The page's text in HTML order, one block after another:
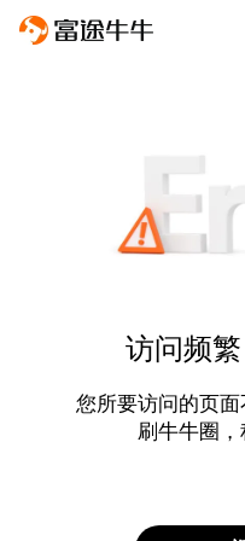
访问频
您所要访问的页
刷牛牛圈